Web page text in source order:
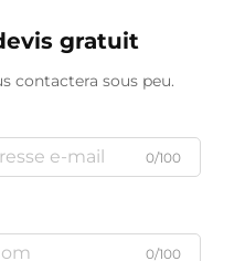
gratuit
contactera sous peu.
0/100
0/100